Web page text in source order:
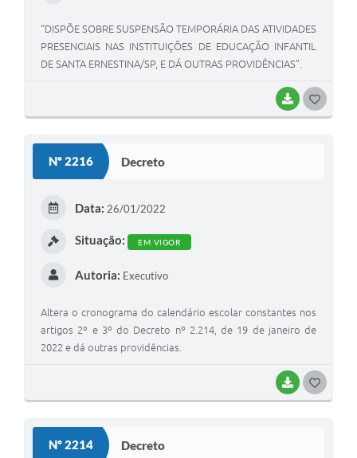
BAIXAR
“DISPÕE SOBRE SUSPENSÃO TEMPORÁRIA DAS ATIVIDADES
PRESENCIAIS NAS INSTITUIÇÕES DE EDUCAÇÃO INFANTIL
DE SANTA ERNESTINA/SP, E DÁ OUTRAS PROVIDÊNCIAS”.
Nº 2216 Decreto
BAIXAR
Data: 26/01/2022
Situação: EM VIGOR
Autoria: Executivo
Altera o cronograma do calendário escolar constantes nos
artigos 2º e 3º do Decreto nº 2.214, de 19 de janeiro de
2022 e dá outras providências.
Nº 2214 Decreto